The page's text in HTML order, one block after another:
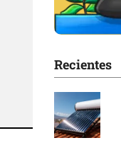
Recientes